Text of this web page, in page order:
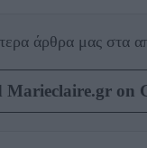
άρθρα μας στα
Marieclaire.gr on